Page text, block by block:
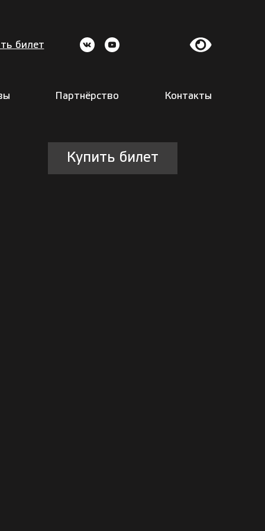
билет
Партнёрство Контакты
Купить билет